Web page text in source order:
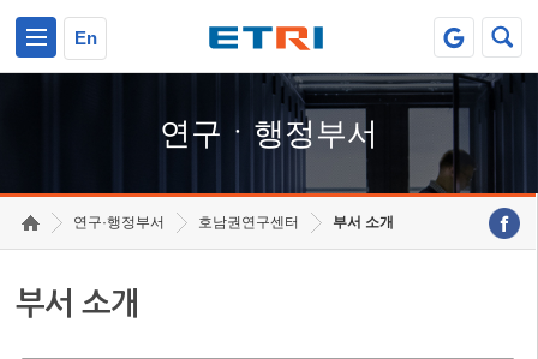
En
연구ㆍ행정부서
연구·행정부서 호남권연구센터 부서 소개
부서 소개